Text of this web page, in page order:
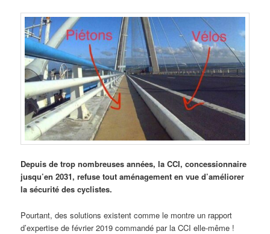
Depuis de trop nombreuses années, la CCI, concessionnaire
jusqu’en 2031, refuse tout aménagement en vue d’améliorer
la sécurité des cyclistes.
Pourtant, des solutions existent comme le montre un rapport
d’expertise de février 2019 commandé par la CCI elle-même !